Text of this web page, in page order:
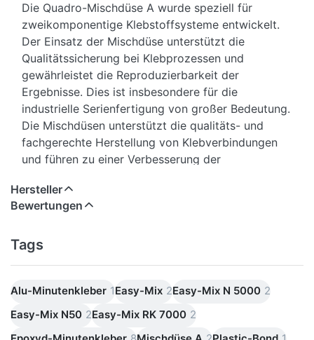
Die Quadro-Mischdüse A wurde speziell für
zweikomponentige Klebstoffsysteme entwickelt.
Der Einsatz der Mischdüse unterstützt die
Qualitätssicherung bei Klebprozessen und
gewährleistet die Reproduzierbarkeit der
Ergebnisse. Dies ist insbesondere für die
industrielle Serienfertigung von großer Bedeutung.
Die Mischdüsen unterstützt die qualitäts- und
fachgerechte Herstellung von Klebverbindungen
und führen zu einer Verbesserung der
Durch die exakt auf das Mischverhältnis
abgestimmte Geometrie der Mischdüse werden
Härter miteinander vermengt. Der Einsatz der
eine erhebliche Reduzierung von Fehlerkosten.
Weicon Quadro-Mischdüse A-System
Hersteller
Bewertungen
Tags
Alu-Minutenkleber 1Easy-Mix 2Easy-Mix N 5000 2
Easy-Mix N50 2Easy-Mix RK 7000 2